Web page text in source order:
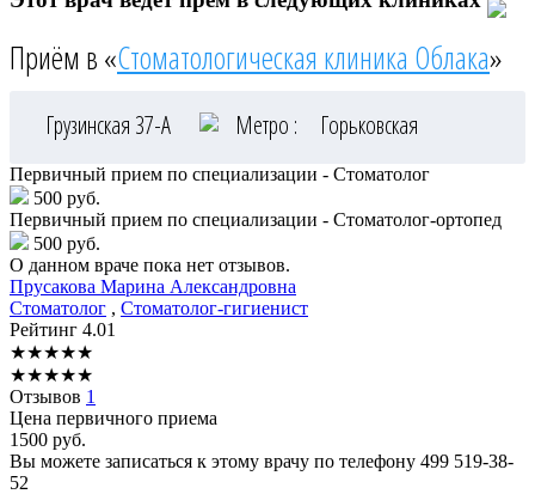
Приём в «Стоматологическая клиника Облака»
Грузинская 37-А Метро : Горьковская
Первичный прием по специализации - Стоматолог
500 руб.
Первичный прием по специализации - Стоматолог-ортопед
500 руб.
О данном враче пока нет отзывов.
Прусакова Марина Александровна
Стоматолог , Стоматолог-гигиенист
Рейтинг 4.01
★★★★★
★★★★★
Отзывов 1
Цена первичного приема
1500 руб.
Вы можете записаться к этому врачу по телефону 499 519-38-
52